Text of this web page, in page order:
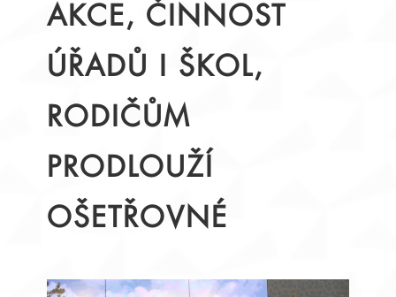
AKCE, ČINNOST
ÚŘADŮ I ŠKOL,
RODIČŮM
PRODLOUŽÍ
OŠETŘOVNÉ